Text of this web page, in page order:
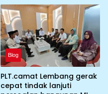
Nasional ke XII kebumi
perkemahan Cibubur
Blog
PLT.camat Lembang gerak
cepat tindak lanjuti